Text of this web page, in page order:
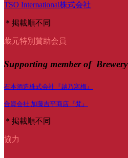
TSO International株式会社
＊掲載順不同
蔵元特別賛助会員
Supporting member of Brewery
石本酒造株式会社『越乃寒梅』
合資会社 加藤吉平商店『梵』
＊掲載順不同
協力